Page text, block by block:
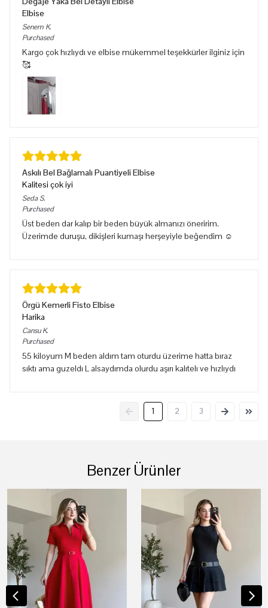
Elbise
Senem K.
Purchased
Kargo çok hızlıydı ve elbise mükemmel teşekkürler ilginiz için
🥰
Askılı Bel Bağlamalı Puantiyeli Elbise
Kalitesi çok iyi
Seda S.
Purchased
Üst beden dar kalıp bir beden büyük almanızı öneririm.
Üzerimde duruşu, dikişleri kumaşı herşeyiyle beğendim ☺️
Örgü Kemerli Fisto Elbise
Harika
Cansu K.
Purchased
55 kiloyum M beden aldım tam oturdu üzerime hatta bıraz
sıktı ama guzeldı L alsaydımda olurdu aşırı kalıtelı ve hızlıydı
1 2 3
Benzer Ürünler